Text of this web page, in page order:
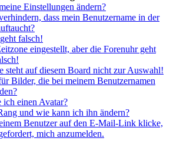
Einstellungen ändern?
dass mein Benutzername in der
falsch!
eingestellt, aber die Forenuhr geht
steht auf diesem Board nicht zur Auswahl!
Bilder, die bei meinem Benutzernamen
ich einen Avatar?
und wie kann ich ihn ändern?
Benutzer auf den E-Mail-Link klicke,
mich anzumelden.